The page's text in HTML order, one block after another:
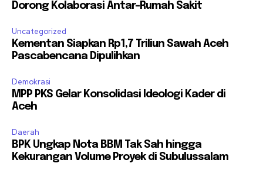
Dorong Kolaborasi Antar-Rumah Sakit
Uncategorized
Kementan Siapkan Rp1,7 Triliun Sawah Aceh
Pascabencana Dipulihkan
Demokrasi
MPP PKS Gelar Konsolidasi Ideologi Kader di
Aceh
Daerah
BPK Ungkap Nota BBM Tak Sah hingga
Kekurangan Volume Proyek di Subulussalam